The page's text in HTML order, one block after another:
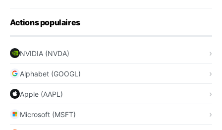
Actions populaires
NVIDIA (NVDA)
Alphabet (GOOGL)
Apple (AAPL)
Microsoft (MSFT)